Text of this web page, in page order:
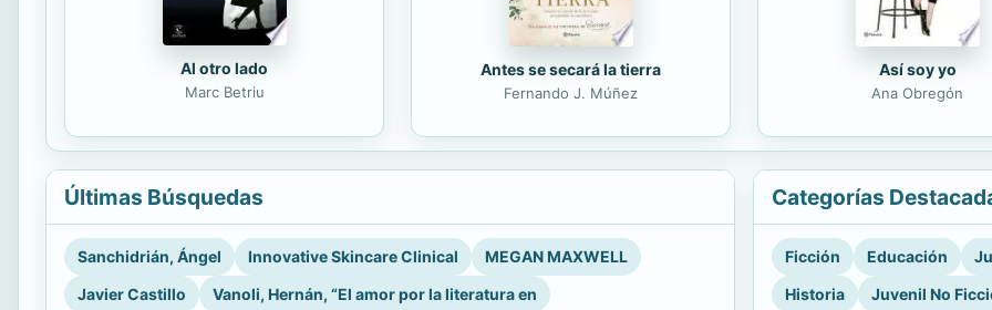
Al otro lado
Marc Betriu
Antes se secará la tierra
Fernando J. Múñez
Así soy yo
Ana Obregón
Últimas Búsquedas
Sanchidrián, Ángel Innovative Skincare Clinical
MEGAN MAXWELL
Javier Castillo
Vanoli, Hernán, “El amor por la literatura en
Categorías
Ficción Educación
Historia
Juvenil No